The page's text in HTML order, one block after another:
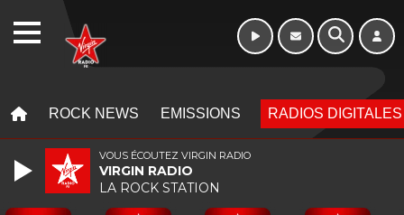
ROCK NEWS EMISSIONS RADIOS DIGITALES
VOUS ÉCOUTEZ VIRGIN RADIO
VIRGIN RADIO
LA ROCK STATION
WEBRADIO Week-end de 16h
à 20h